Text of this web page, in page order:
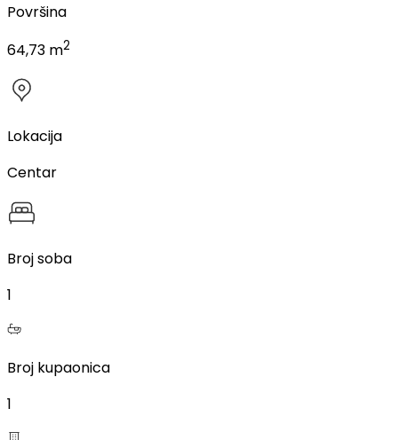
Površina
64,73 m2
Lokacija
Centar
Broj soba
1
Broj kupaonica
1